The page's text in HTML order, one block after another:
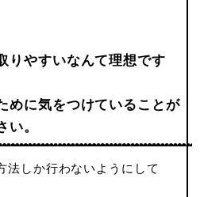
りやすいなんて理想です
めに気をつけていることが
い。
法しか行わないようにして